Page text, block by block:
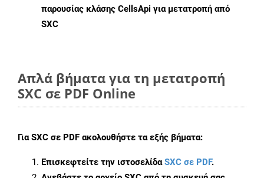
παρουσίας κλάσης CellsApi για μετατροπή από
SXC
Απλά βήματα για τη μετατροπή
SXC σε PDF Online
ΓιαSXC σε PDF ακολουθήστε τα εξής βήματα:
Επισκεφτείτε την ιστοσελίδαSXC σε PDF.